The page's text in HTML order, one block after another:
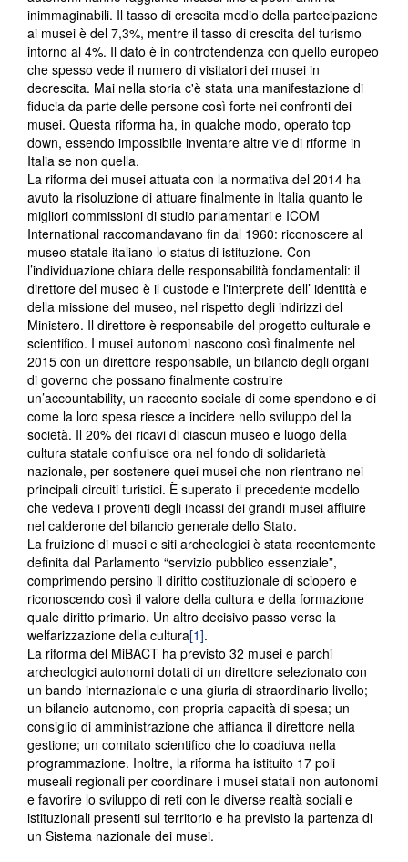
inimmaginabili. Il tasso di crescita medio della partecipazione
ai musei è del 7,3%, mentre il tasso di crescita del turismo
intorno al 4%. Il dato è in controtendenza con quello europeo
che spesso vede il numero di visitatori dei musei in
decrescita. Mai nella storia c'è stata una manifestazione di
fiducia da parte delle persone così forte nei confronti dei
musei. Questa riforma ha, in qualche modo, operato top
down, essendo impossibile inventare altre vie di riforme in
Italia se non quella.
La riforma dei musei attuata con la normativa del 2014 ha
avuto la risoluzione di attuare finalmente in Italia quanto le
migliori commissioni di studio parlamentari e ICOM
International raccomandavano fin dal 1960: riconoscere al
museo statale italiano lo status di istituzione. Con
l’individuazione chiara delle responsabilità fondamentali: il
direttore del museo è il custode e l'interprete dell’ identità e
della missione del museo, nel rispetto degli indirizzi del
Ministero. Il direttore è responsabile del progetto culturale e
scientifico. I musei autonomi nascono così finalmente nel
2015 con un direttore responsabile, un bilancio degli organi
di governo che possano finalmente costruire
un’accountability, un racconto sociale di come spendono e di
come la loro spesa riesce a incidere nello sviluppo del la
società. Il 20% dei ricavi di ciascun museo e luogo della
cultura statale confluisce ora nel fondo di solidarietà
nazionale, per sostenere quei musei che non rientrano nei
principali circuiti turistici. È superato il precedente modello
che vedeva i proventi degli incassi dei grandi musei affluire
nel calderone del bilancio generale dello Stato.
La fruizione di musei e siti archeologici è stata recentemente
definita dal Parlamento “servizio pubblico essenziale”,
comprimendo persino il diritto costituzionale di sciopero e
riconoscendo così il valore della cultura e della formazione
quale diritto primario. Un altro decisivo passo verso la
welfarizzazione della cultura[1].
La riforma del MiBACT ha previsto 32 musei e parchi
archeologici autonomi dotati di un direttore selezionato con
un bando internazionale e una giuria di straordinario livello;
un bilancio autonomo, con propria capacità di spesa; un
consiglio di amministrazione che affianca il direttore nella
gestione; un comitato scientifico che lo coadiuva nella
programmazione. Inoltre, la riforma ha istituito 17 poli
museali regionali per coordinare i musei statali non autonomi
e favorire lo sviluppo di reti con le diverse realtà sociali e
istituzionali presenti sul territorio e ha previsto la partenza di
un Sistema nazionale dei musei.